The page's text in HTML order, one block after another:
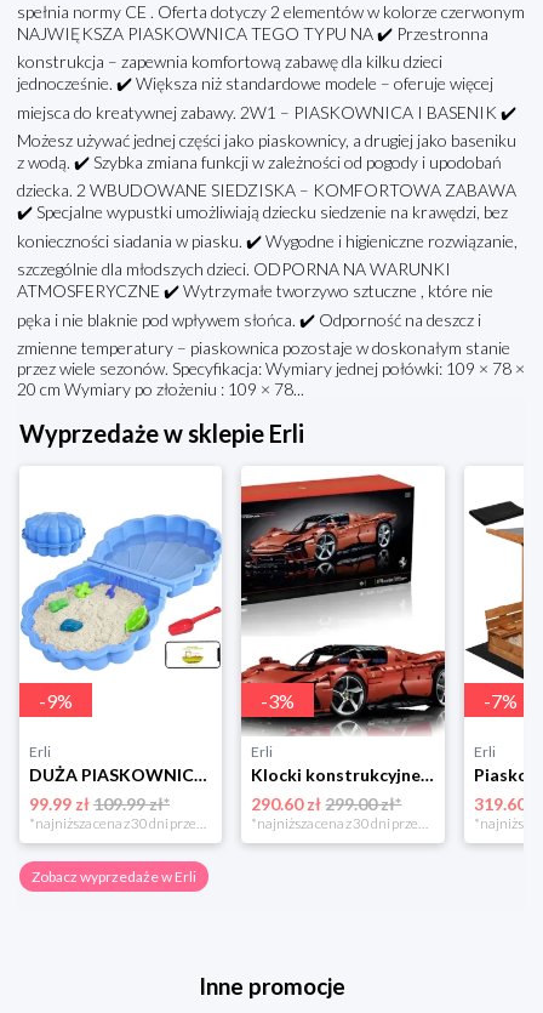
spełnia normy CE . Oferta dotyczy 2 elementów w kolorze czerwonym
NAJWIĘKSZA PIASKOWNICA TEGO TYPU NA ✔️ Przestronna
konstrukcja – zapewnia komfortową zabawę dla kilku dzieci
jednocześnie. ✔️ Większa niż standardowe modele – oferuje więcej
miejsca do kreatywnej zabawy. 2W1 – PIASKOWNICA I BASENIK ✔️
Możesz używać jednej części jako piaskownicy, a drugiej jako baseniku
z wodą. ✔️ Szybka zmiana funkcji w zależności od pogody i upodobań
dziecka. 2 WBUDOWANE SIEDZISKA – KOMFORTOWA ZABAWA
✔️ Specjalne wypustki umożliwiają dziecku siedzenie na krawędzi, bez
konieczności siadania w piasku. ✔️ Wygodne i higieniczne rozwiązanie,
szczególnie dla młodszych dzieci. ODPORNA NA WARUNKI
ATMOSFERYCZNE ✔️ Wytrzymałe tworzywo sztuczne , które nie
pęka i nie blaknie pod wpływem słońca. ✔️ Odporność na deszcz i
zmienne temperatury – piaskownica pozostaje w doskonałym stanie
przez wiele sezonów. Specyfikacja: Wymiary jednej połówki: 109 × 78 ×
20 cm Wymiary po złożeniu : 109 × 78...
Wyprzedaże w sklepie Erli
-9%
Erli
DUŻA PIASKOWNICA BASEN 2w1 MUSZELKA Z POKRYWĄ + ZABAWKA ŁOPATKA 2-częściowa
99.99 zł109.99 zł*
*najniższa cena z 30 dni przed obniżką
-3%
Erli
Klocki konstrukcyjne samochód Ferrari Daytona SP3 3778el (3778CS)
290.60 zł 299.00 zł*
*najniższa cena z 30 dni przed obniżką
-7%
Erli
319.60 zł
Zobacz wyprzedaże w Erli
Inne promocje